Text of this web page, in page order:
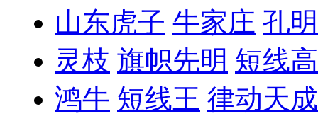
山东虎子 牛家庄 孔
灵枝 旗帜先明 短线
鸿牛 短线王 律动天成